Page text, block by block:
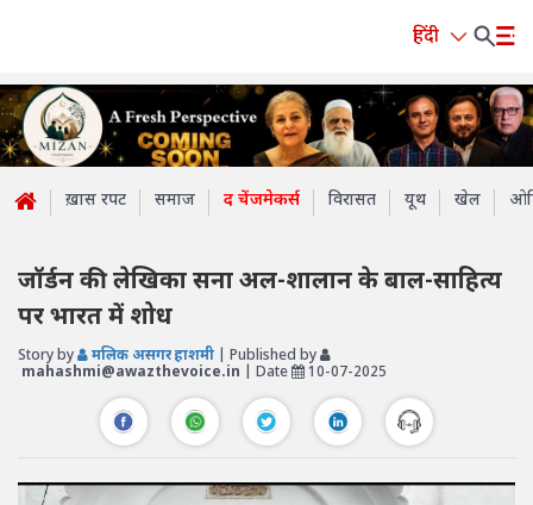
हिंदी
ख़ास रपट समाज द चेंजमेकर्स विरासत यूथ खेल
जॉर्डन की लेखिका सना अल-शालान के बाल-साहित्य
पर भारत में शोध
Story by मलिक असगर हाशमी | Published by
mahashmi@awazthevoice.in | Date 10-07-2025